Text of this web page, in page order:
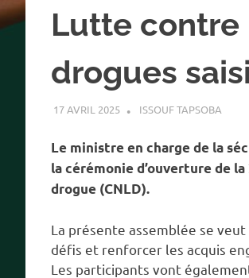
Lutte contre
drogues
17 AVRIL 2025 ISSOUF TAPSOBA
Le ministre en charge de la
la cérémonie d’ouverture de
drogue (CNLD).
La présente assemblée se
défis et renforcer les acquis
Les participants vont